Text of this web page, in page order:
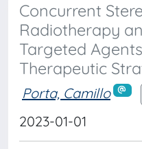
Concurrent
Radiotherapy
Targeted
Therapeutic
Porta, Camillo
2023-01-01